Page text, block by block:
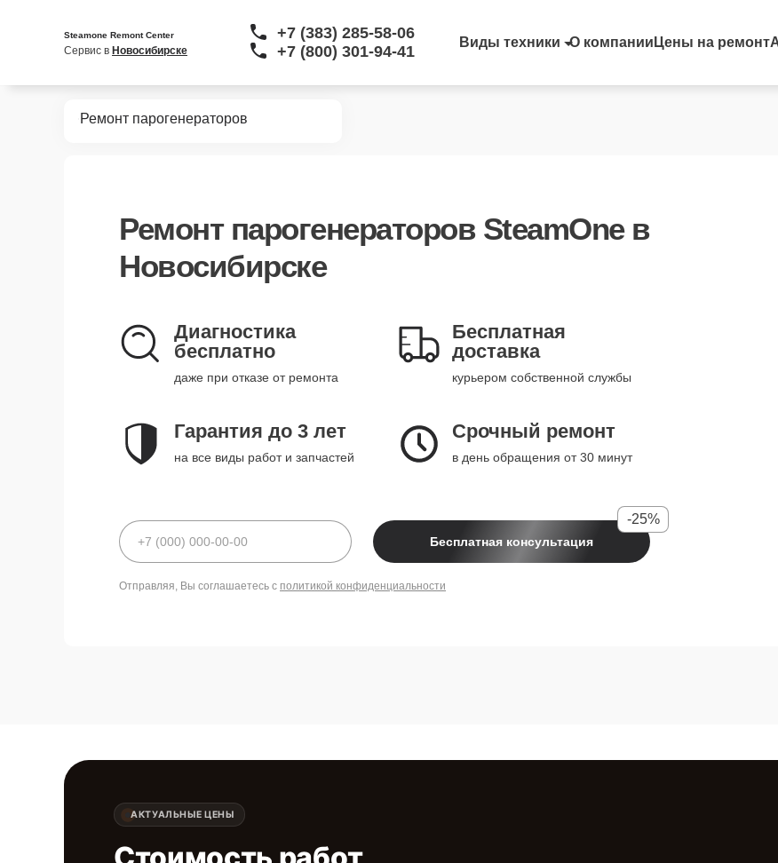
Steamone Remont Center
Сервис в Новосибирске
+7 (383) 285-58-06
+7 (800) 301-94-41
Виды техники О компании Цены на ремонт
Ремонт парогенераторов
Ремонт парогенераторов SteamOneв
Новосибирске
Диагностика
бесплатно
даже при отказе от ремонта
Бесплатная
доставка
курьером собственной службы
Гарантия до 3 лет
на все виды работ и запчастей
Срочный ремонт
в день обращения от 30 минут
Бесплатная консультация
-25%
Отправляя, Вы соглашаетесь с политикой конфиденциальности
АКТУАЛЬНЫЕ ЦЕНЫ